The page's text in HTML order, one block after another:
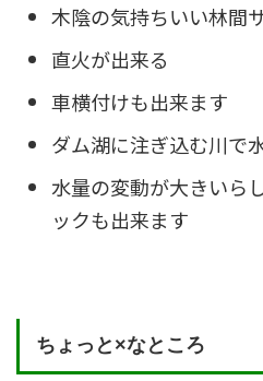
木陰の気持ちいい林間
直火が出来る
車横付けも出来ます
ダム湖に注ぎ込む川で
水量の変動が大きいら
ックも出来ます
ちょっと×なところ